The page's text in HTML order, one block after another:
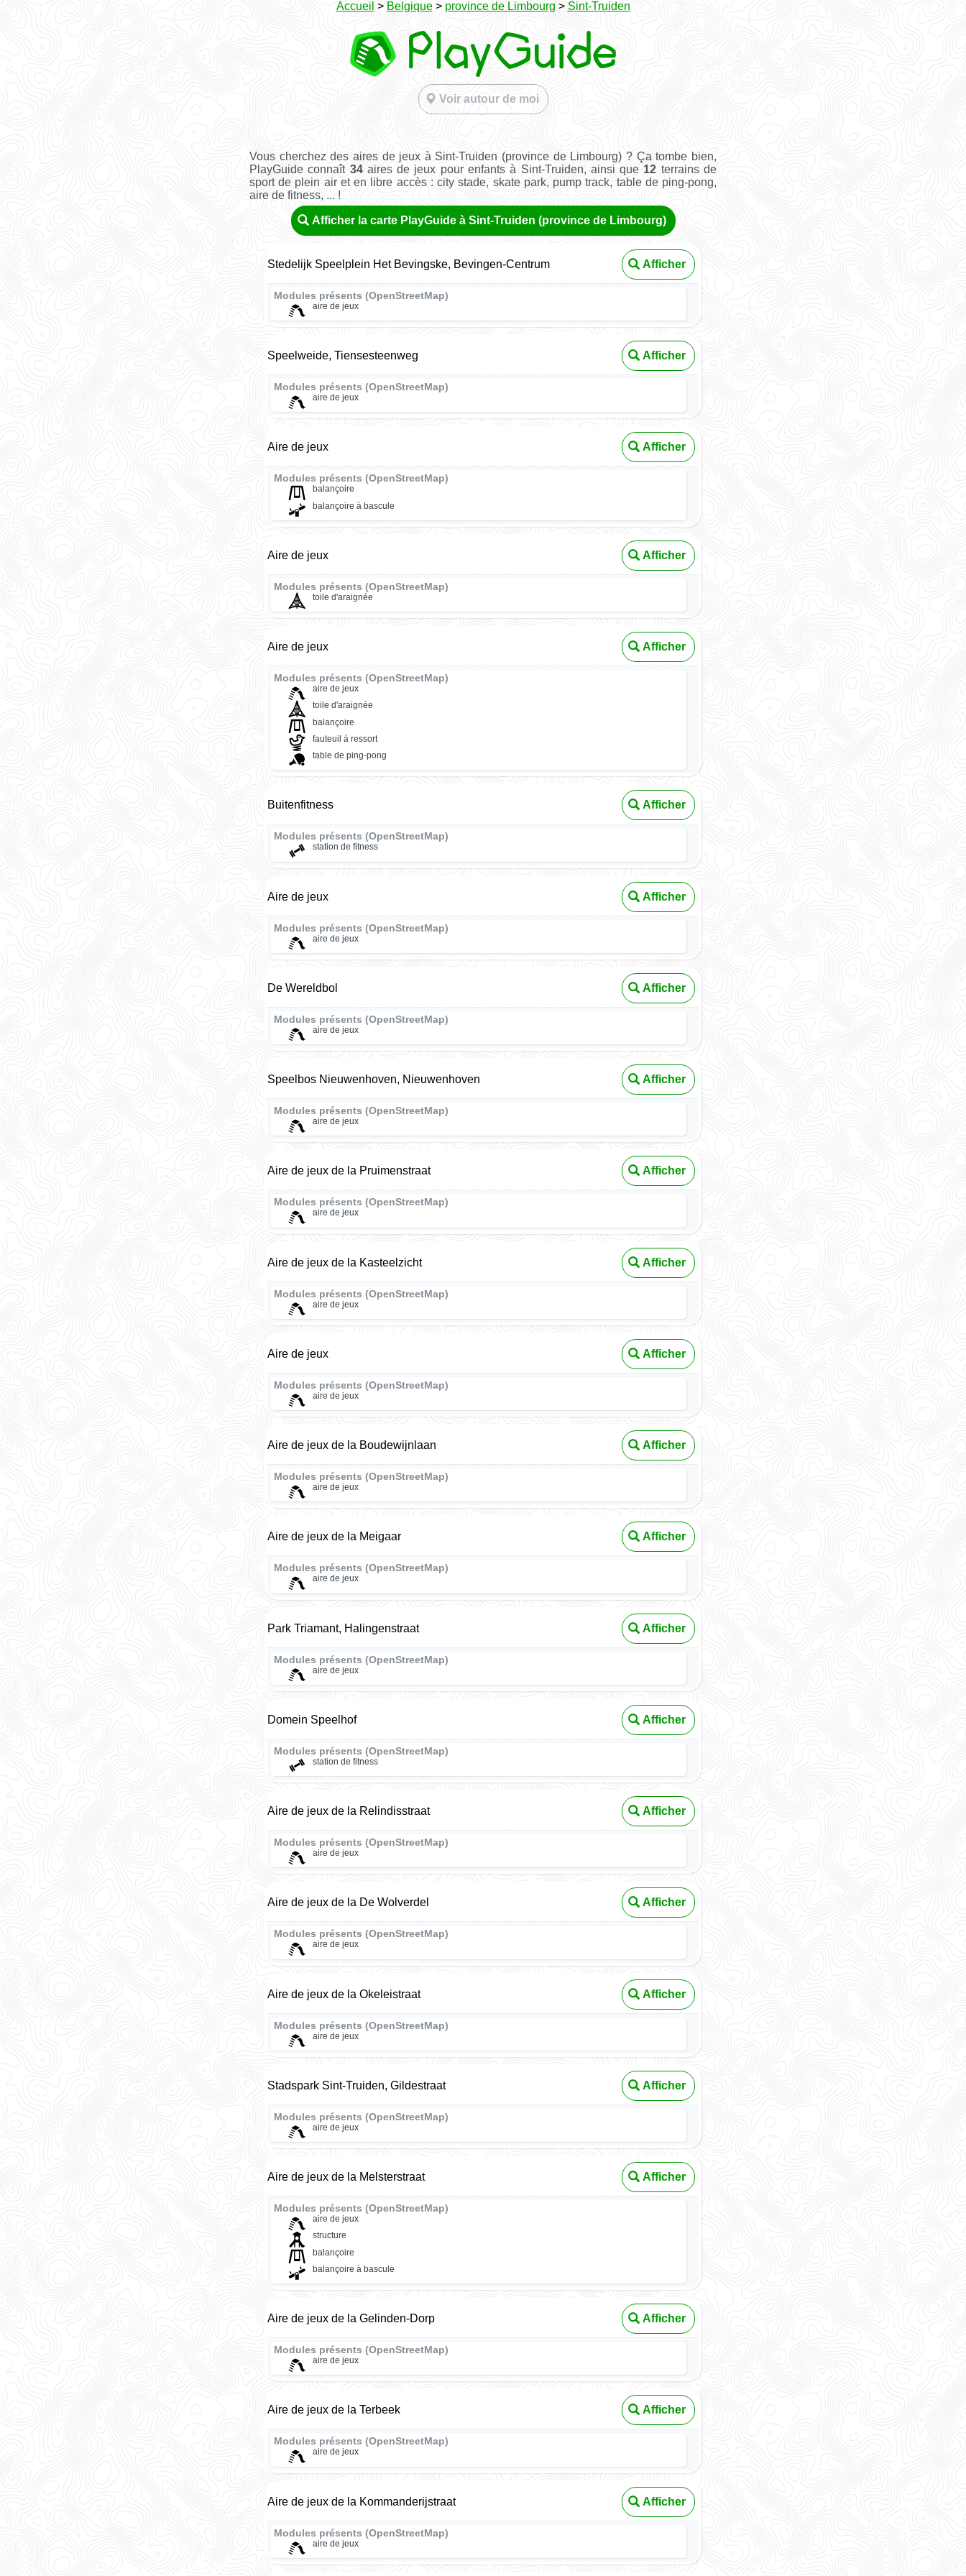
Accueil > Belgique> province de Limbourg > Sint-Truiden
Voir autour de moi
Vous cherchez des aires de jeux à Sint-Truiden (province de Limbourg) ? Ça tombe bien,
PlayGuide connaît 34aires de jeux pour enfants à Sint-Truiden, ainsi que 12 terrains de
sport de plein air et en libre accès : city stade, skate park, pump track, table de ping-pong,
aire de fitness, ... !
Afficher la carte PlayGuide à Sint-Truiden (province de Limbourg)
Stedelijk Speelplein Het Bevingske, Bevingen-Centrum Afficher
Modules présents (OpenStreetMap)
aire de jeux
Speelweide, Tiensesteenweg Afficher
Modules présents (OpenStreetMap)
aire de jeux
Aire de jeux Afficher
Modules présents (OpenStreetMap)
balançoire
balançoire à bascule
Aire de jeux Afficher
Modules présents (OpenStreetMap)
toile d'araignée
Aire de jeux Afficher
Modules présents (OpenStreetMap)
aire de jeux
toile d'araignée
balançoire
fauteuil à ressort
table de ping-pong
Buitenfitness Afficher
Modules présents (OpenStreetMap)
station de fitness
Aire de jeux Afficher
Modules présents (OpenStreetMap)
aire de jeux
De Wereldbol Afficher
Modules présents (OpenStreetMap)
aire de jeux
Speelbos Nieuwenhoven, Nieuwenhoven Afficher
Modules présents (OpenStreetMap)
aire de jeux
Aire de jeux de la Pruimenstraat Afficher
Modules présents (OpenStreetMap)
aire de jeux
Aire de jeux de la Kasteelzicht Afficher
Modules présents (OpenStreetMap)
aire de jeux
Aire de jeux Afficher
Modules présents (OpenStreetMap)
aire de jeux
Aire de jeux de la Boudewijnlaan Afficher
Modules présents (OpenStreetMap)
aire de jeux
Aire de jeux de la Meigaar Afficher
Modules présents (OpenStreetMap)
aire de jeux
Park Triamant, Halingenstraat Afficher
Modules présents (OpenStreetMap)
aire de jeux
Domein Speelhof Afficher
Modules présents (OpenStreetMap)
station de fitness
Aire de jeux de la Relindisstraat Afficher
Modules présents (OpenStreetMap)
aire de jeux
Aire de jeux de la De Wolverdel Afficher
Modules présents (OpenStreetMap)
aire de jeux
Aire de jeux de la Okeleistraat Afficher
Modules présents (OpenStreetMap)
aire de jeux
Stadspark Sint-Truiden, Gildestraat Afficher
Modules présents (OpenStreetMap)
aire de jeux
Aire de jeux de la Melsterstraat Afficher
Modules présents (OpenStreetMap)
aire de jeux
structure
balançoire
balançoire à bascule
Aire de jeux de la Gelinden-Dorp Afficher
Modules présents (OpenStreetMap)
aire de jeux
Aire de jeux de la Terbeek Afficher
Modules présents (OpenStreetMap)
aire de jeux
Aire de jeux de la Kommanderijstraat Afficher
Modules présents (OpenStreetMap)
aire de jeux